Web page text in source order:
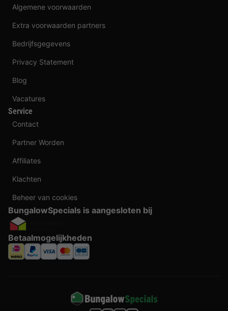
Algemene voorwaarden
Extra voorwaarden partners
Bedrijfsgegevens
Privacy Statement
Blog
Vacatures
Service
Contact
Partner Worden
Affiliates
Klachten
Beheer van cookies
BungalowSpecials is aangesloten bij
Betaalmogelijkheden